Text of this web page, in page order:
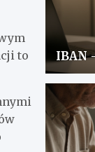
to
IBAN